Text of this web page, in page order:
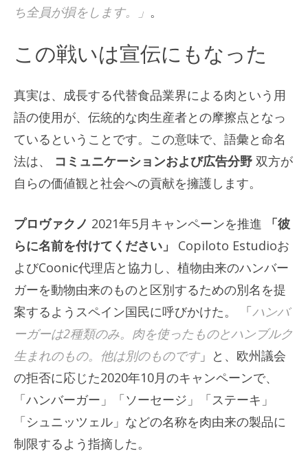
ち全員が損をします。」 。
この戦いは宣伝にもなった
真実は、成長する代替食品業界による肉という用
語の使用が、伝統的な肉生産者との摩擦点となっ
ているということです。この意味で、語彙と命名
法は、 コミュニケーションおよび広告分野 双方が
自らの価値観と社会への貢献を擁護します。
プロヴァクノ 2021年5月キャンペーンを推進
「彼
らに名前を付けてください」
Copiloto Estudioお
よびCoonic代理店と協力し、植物由来のハンバー
ガーを動物由来のものと区別するための別名を提
案するようスペイン国民に呼びかけた。 「ハンバ
ーガーは2種類のみ。肉を使ったものとハンブルク
生まれのもの。他は別のものです」と、欧州議会
の拒否に応じた2020年10月のキャンペーンで、
「ハンバーガー」「ソーセージ」「ステーキ」
「シュニッツェル」などの名称を肉由来の製品に
制限するよう指摘した。